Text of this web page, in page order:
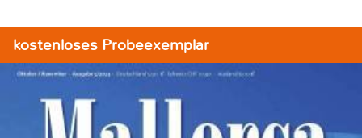
kostenloses Probeexemplar